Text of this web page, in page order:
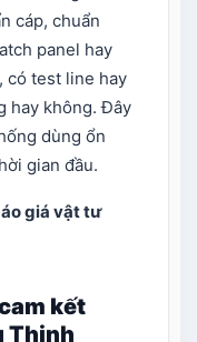
cáp, chuẩn
panel hay
có test line hay
hay không. Đây
dùng ổn
gian đầu.
giá vật tư
kết
Thịnh